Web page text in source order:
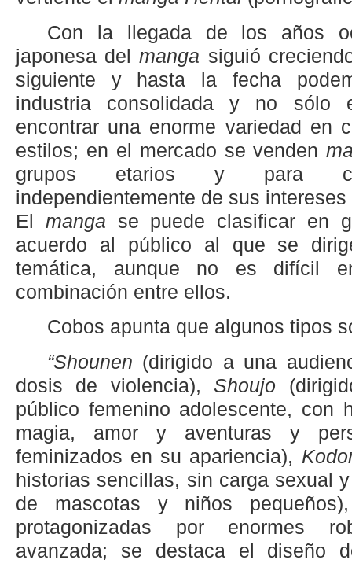
Con la llegada de los años
japonesa delmanga siguió
siguiente y hasta la fecha
industria consolidada y no sólo
encontrar una enorme variedad en
estilos; en el mercado se venden
grupos etarios y para
independientemente de sus
El manga se puede clasificar en
acuerdo al público al que se
temática, aunque no es difícil
combinación entre ellos.
Cobos apunta que algunos tipos
“Shounen (dirigido a una
dosis de violencia),Shoujo
público femenino adolescente, con
magia, amor y aventuras y
feminizados en su apariencia),
historias sencillas, sin carga sexual
de mascotas y niños
protagonizadas por enormes
avanzada; se destaca el diseño